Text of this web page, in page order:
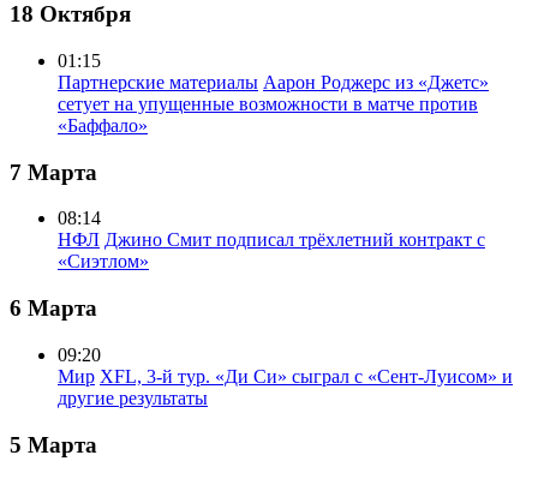
18 Октября
01:15
Партнерские материалы Аарон Роджерс из «Джетс»
сетует на упущенные возможности в матче против
«Баффало»
7 Марта
08:14
НФЛ Джино Смит подписал трёхлетний контракт с
«Сиэтлом»
6 Марта
09:20
Мир XFL, 3-й тур. «Ди Си» сыграл с «Сент-Луисом» и
другие результаты
5 Марта